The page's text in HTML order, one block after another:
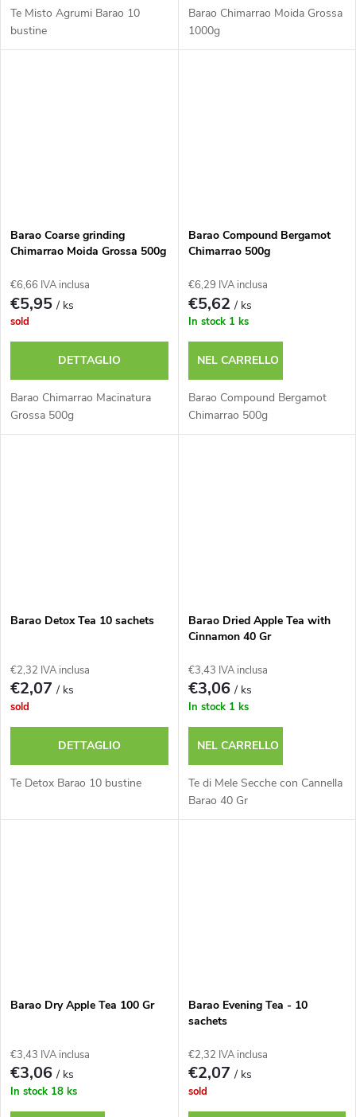
Te Misto Agrumi Barao 10
bustine
Barao Chimarrao Moida Grossa
1000g
Barao Coarse grinding
Chimarrao Moida Grossa 500g
€6,66 IVA inclusa
€5,95/ ks
sold
DETTAGLIO
Barao Chimarrao Macinatura
Grossa 500g
Barao Compound Bergamot
Chimarrao 500g
€6,29 IVA inclusa
€5,62/ ks
In stock 1 ks
NEL CARRELLO
Barao Compound Bergamot
Chimarrao 500g
Barao Detox Tea 10 sachets
€2,32 IVA inclusa
€2,07/ ks
sold
DETTAGLIO
Te Detox Barao 10 bustine
Barao Dried Apple Tea with
Cinnamon 40 Gr
€3,43 IVA inclusa
€3,06/ ks
In stock 1 ks
NEL CARRELLO
Te di Mele Secche con Cannella
Barao 40 Gr
Barao Dry Apple Tea 100 Gr
€3,43 IVA inclusa
€3,06/ ks
In stock 18 ks
Barao Evening Tea - 10
sachets
€2,32 IVA inclusa
€2,07/ ks
sold